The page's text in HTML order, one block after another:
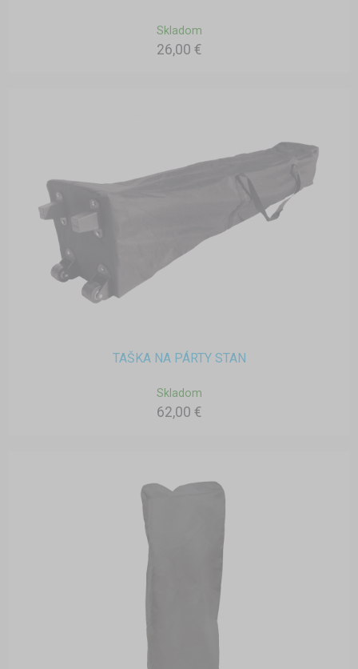
Skladom
26,00 €
TAŠKA NA PÁRTY STAN
Skladom
62,00 €